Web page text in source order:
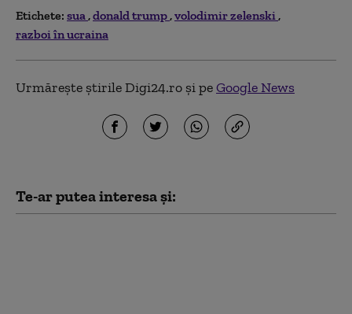
Etichete: sua donald trump volodimir zelenski
razboi în ucraina
Urmărește știrile Digi24.ro și peGoogle News
Te-ar putea interesa și: